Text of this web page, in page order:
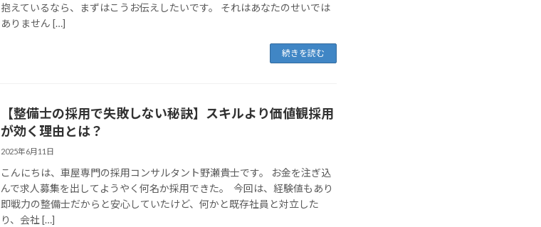
抱えているなら、まずはこうお伝えしたいです。 それはあなたのせいでは
ありません […]
続きを読む
【整備士の採用で失敗しない秘訣】スキルより価値観採用
が効く理由とは？
2025年6月11日
こんにちは、車屋専門の採用コンサルタント野瀬貴士です。 お金を注ぎ込
んで求人募集を出してようやく何名か採用できた。 今回は、経験値もあり
即戦力の整備士だからと安心していたけど、何かと既存社員と対立した
り、会社 […]